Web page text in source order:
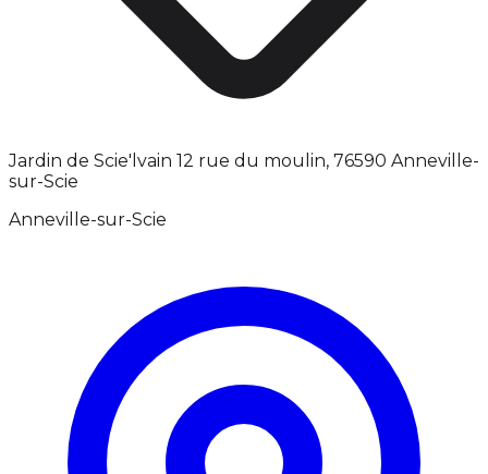
Jardin de Scie'lvain 12 rue du moulin, 76590 Anneville-
sur-Scie
Anneville-sur-Scie